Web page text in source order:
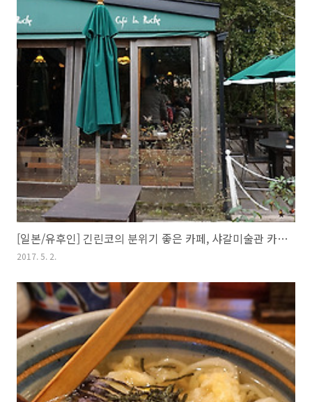
[일본/유후인] 긴린코의 분위기 좋은 카페, 샤갈미술관 카페 라 루체
2017. 5. 2.